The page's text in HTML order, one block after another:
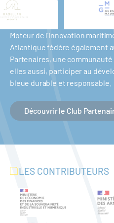
Moteur de l'innovation
Atlantique fédère également
Partenaires, une
elles aussi, participer au
bleue durable et responsable.
Découvrir le Club
LES CONTRIBUTEURS